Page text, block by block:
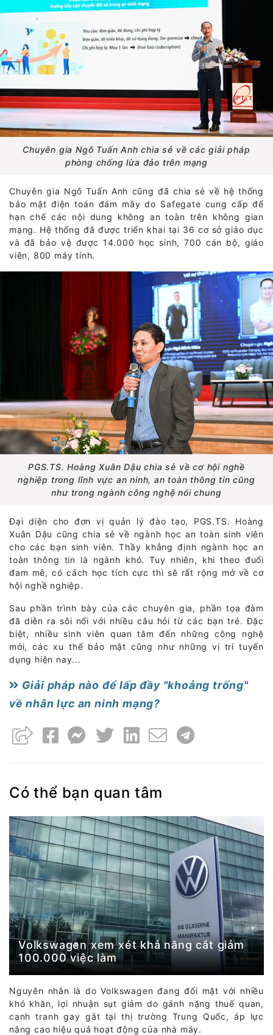
Chuyên gia Ngô Tuấn Anh chia sẻ về các giải pháp
phòng chống lừa đảo trên mạng
Chuyên gia Ngô Tuấn Anh cũng đã chia sẻ về hệ thống
bảo mật điện toán đám mây do Safegate cung cấp để
hạn chế các nội dung không an toàn trên không gian
mạng. Hệ thống đã được triển khai tại 36 cơ sở giáo dục
và đã bảo vệ được 14.000 học sinh, 700 cán bộ, giáo
viên, 800 máy tính.
PGS.TS. Hoàng Xuân Dậu chia sẻ về cơ hội nghề
nghiệp trong lĩnh vực an ninh, an toàn thông tin cũng
như trong ngành công nghệ nói chung
Đại diện cho đơn vị quản lý đào tạo, PGS.TS. Hoàng
Xuân Dậu cũng chia sẻ về ngành học an toàn sinh viên
cho các bạn sinh viên. Thầy khẳng định ngành học an
toàn thông tin là ngành khó. Tuy nhiên, khi theo đuổi
đam mê, có cách học tích cực thì sẽ rất rộng mở về cơ
hội nghề nghiệp.
Sau phần trình bày của các chuyên gia, phần tọa đàm
đã diễn ra sôi nổi với nhiều câu hỏi từ các bạn trẻ. Đặc
biệt, nhiều sinh viên quan tâm đến những công nghệ
mới, các xu thế bảo mật cũng như những vị trí tuyển
dụng hiện nay...
Giải pháp nào để lấp đầy "khoảng trống"
về nhân lực an ninh mạng?
Có thể bạn quan tâm
Volkswagen xem xét khả năng cắt giảm
100.000 việc làm
Nguyên nhân là do Volkswagen đang đối mặt với nhiều
khó khăn, lợi nhuận sụt giảm do gánh nặng thuế quan,
cạnh tranh gay gắt tại thị trường Trung Quốc, áp lực
nâng cao hiệu quả hoạt động của nhà máy.